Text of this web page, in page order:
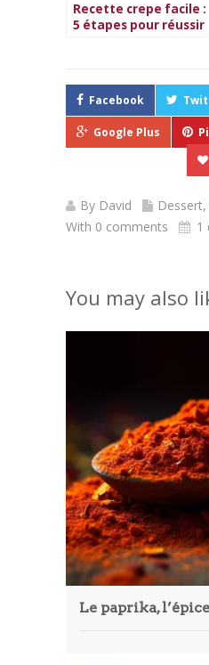
Recette crepe facile :
5 étapes pour réussir
Facebook
Google Plus
By David Dessert,
With 0 comments
1
You may also